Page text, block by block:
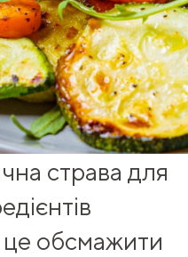
страва для
обсмажити